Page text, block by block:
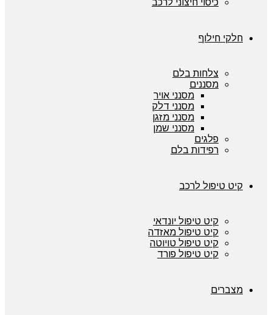
כיסוי חיצוני לרכב
חלקי חילוף
צלחות בלם
מסננים
מסנני אויר
מסנני דלק
מסנני מזגן
מסנני שמן
פלגים
רפידות בלם
קיט טיפול לרכב
קיט טיפול יונדאי
קיט טיפול מאזדה
קיט טיפול טויוטה
קיט טיפול פורד
מצברים